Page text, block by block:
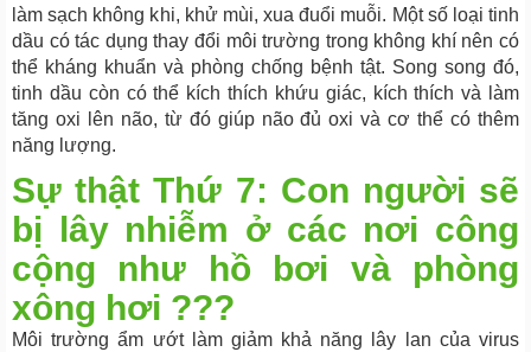
làm sạch không khi, khử mùi, xua đuổi muỗi. Một số loại tinh
dầu có tác dụng thay đổi môi trường trong không khí nên có
thể kháng khuẩn và phòng chống bệnh tật. Song song đó,
tinh dầu còn có thể kích thích khứu giác, kích thích và làm
tăng oxi lên não, từ đó giúp não đủ oxi và cơ thể có thêm
năng lượng.
Sự thật Thứ 7: Con người sẽ
bị lây nhiễm ở các nơi công
cộng như hồ bơi và phòng
xông hơi ???
Môi trường ẩm ướt làm giảm khả năng lây lan của virus